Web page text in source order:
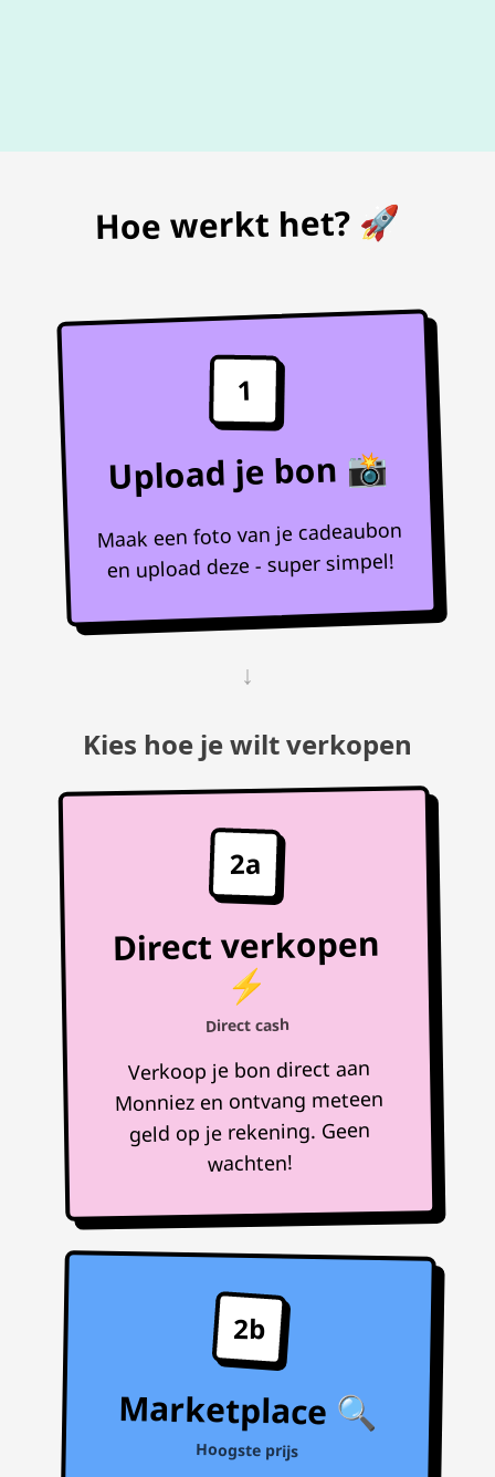
Hoe werkt het? 🚀
1
Upload je bon 📸
Maak een foto van je cadeaubon
en upload deze - super simpel!
↓
Kies hoe je wilt verkopen
2a
Direct verkopen
⚡
Direct cash
Verkoop je bon direct aan
Monniez en ontvang meteen
geld op je rekening. Geen
wachten!
2b
Marketplace 🔍
Hoogste prijs